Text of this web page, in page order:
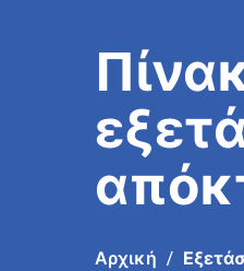
Αρχική